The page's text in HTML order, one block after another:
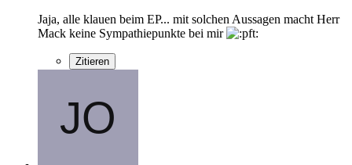
Jaja, alle klauen beim EP... mit solchen Aussagen macht Herr
Mack keine Sympathiepunkte bei mir
Zitieren